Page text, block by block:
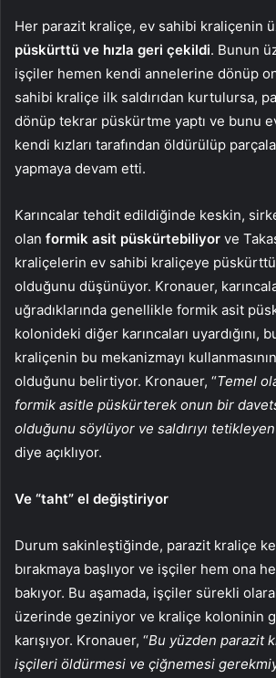
Her parazit kraliçe, ev sahibi kraliçenin
püskürttü ve hızla geri çekildi. Bunun
işçiler hemen kendi annelerine dönüp
sahibi kraliçe ilk saldırıdan kurtulursa,
dönüp tekrar püskürtme yaptı ve bunu
kendi kızları tarafından öldürülüp
yapmaya devam etti.
Karıncalar tehdit edildiğinde keskin,
olan formik asit püskürtebiliyor ve
kraliçelerin ev sahibi kraliçeye
olduğunu düşünüyor. Kronauer,
uğradıklarında genellikle formik asit
kolonideki diğer karıncaları uyardığını,
kraliçenin bu mekanizmayı
olduğunu belirtiyor. Kronauer, “Temel
formik asitle püskürterek onun bir
olduğunu söylüyor ve saldırıyı
diye açıklıyor.
Ve “taht” el değiştiriyor
Durum sakinleştiğinde, parazit kraliçe
bırakmaya başlıyor ve işçiler hem ona
bakıyor. Bu aşamada, işçiler sürekli
üzerinde geziniyor ve kraliçe koloninin
karışıyor. Kronauer, “Bu yüzden parazit
işçileri öldürmesi ve çiğnemesi